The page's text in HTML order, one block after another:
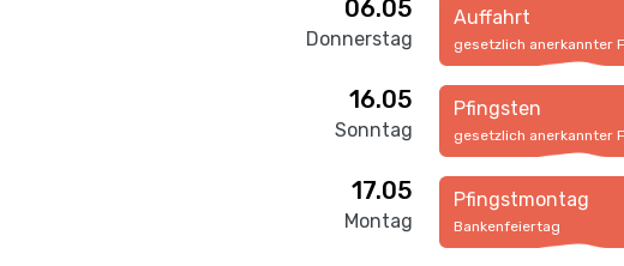
06.05
Donnerstag
Auffahrt
gesetzlich anerkannter
16.05
Sonntag
Pfingsten
gesetzlich anerkannter
17.05
Montag
Pfingstmontag
Bankenfeiertag